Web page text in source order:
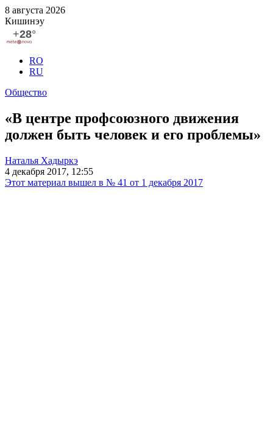
8 августа 2026
Кишинэу
RO
RU
Общество
«В центре профсоюзного движения
должен быть человек и его проблемы»
Наталья Хадыркэ
4 декабря 2017, 12:55
Этот материал вышел в № 41 от 1 декабря 2017